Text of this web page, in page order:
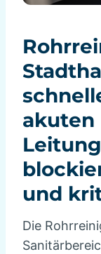
akuten
und
Die